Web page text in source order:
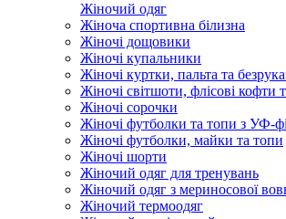
Жіночий одяг
Жіноча спортивна білизна
Жіночі дощовики
Жіночі купальники
Жіночі куртки, пальта та
Жіночі світшоти, флісові кофти
Жіночі сорочки
Жіночі футболки та топи з УФ-
Жіночі футболки, майки та топи
Жіночі шорти
Жіночий одяг для тренувань
Жіночий одяг з мериносової
Жіночий термоодяг